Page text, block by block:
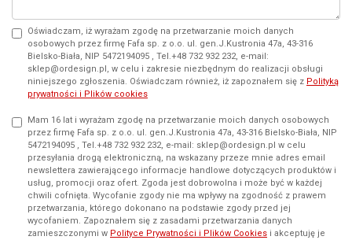
Oświadczam, iż wyrażam zgodę na przetwarzanie moich danych
osobowych przez firmę Fafa sp. z o.o. ul. gen.J.Kustronia 47a, 43-316
Bielsko-Biała, NIP 5472194095 , Tel.+48 732 932 232, e-mail:
sklep@ordesign.pl, w celu i zakresie niezbędnym do realizacji obsługi
niniejszego zgłoszenia. Oświadczam również, iż zapoznałem się z Polityką
prywatności i Plików cookies
Mam 16 lat i wyrażam zgodę na przetwarzanie moich danych osobowych
przez firmę Fafa sp. z o.o. ul. gen.J.Kustronia 47a, 43-316 Bielsko-Biała, NIP
5472194095 , Tel.+48 732 932 232, e-mail: sklep@ordesign.pl w celu
przesyłania drogą elektroniczną, na wskazany przeze mnie adres email
newslettera zawierającego informacje handlowe dotyczących produktów i
usług, promocji oraz ofert. Zgoda jest dobrowolna i może być w każdej
chwili cofnięta. Wycofanie zgody nie ma wpływy na zgodność z prawem
przetwarzania, którego dokonano na podstawie zgody przed jej
wycofaniem. Zapoznałem się z zasadami przetwarzania danych
zamieszczonymi w Polityce Prywatności i Plików Cookies i akceptuję je